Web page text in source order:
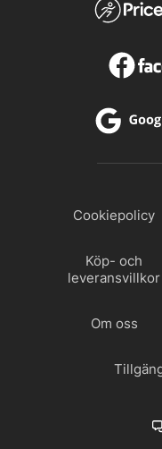
Cookiepolicy
Köp- och
leveransvillkor
Om oss